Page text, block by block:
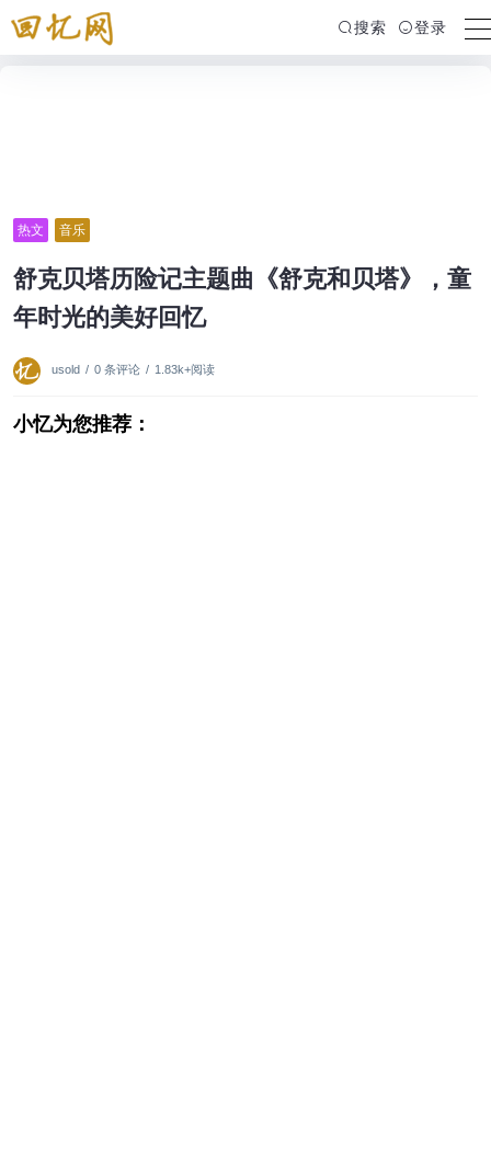
搜索 登录
热文 音乐
舒克贝塔历险记主题曲《舒克和贝塔》，童
年时光的美好回忆
usold / 0 条评论 / 1.83k+阅读
小忆为您推荐：